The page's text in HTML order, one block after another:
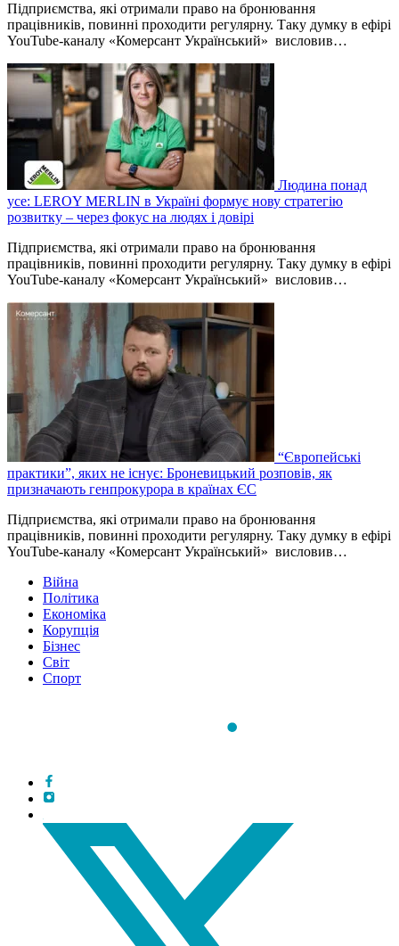
Підприємства, які отримали право на бронювання
працівників, повинні проходити регулярну. Таку думку в ефірі
YouTube-каналу «Комерсант Український» висловив…
Людина понад
усе: LEROY MERLIN в Україні формує нову стратегію
розвитку – через фокус на людях і довірі
Підприємства, які отримали право на бронювання
працівників, повинні проходити регулярну. Таку думку в ефірі
YouTube-каналу «Комерсант Український» висловив…
“Європейські
практики”, яких не існує: Броневицький розповів, як
призначають генпрокурора в країнах ЄС
Підприємства, які отримали право на бронювання
працівників, повинні проходити регулярну. Таку думку в ефірі
YouTube-каналу «Комерсант Український» висловив…
Війна
Політика
Економіка
Корупція
Бізнес
Світ
Спорт